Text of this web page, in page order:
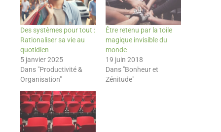
Des systèmes pour tout :
Rationaliser sa vie au
quotidien
5 janvier 2025
Dans "Productivité &
Organisation"
Être retenu par la toile
magique invisible du
monde
19 juin 2018
Dans "Bonheur et
Zénitude"